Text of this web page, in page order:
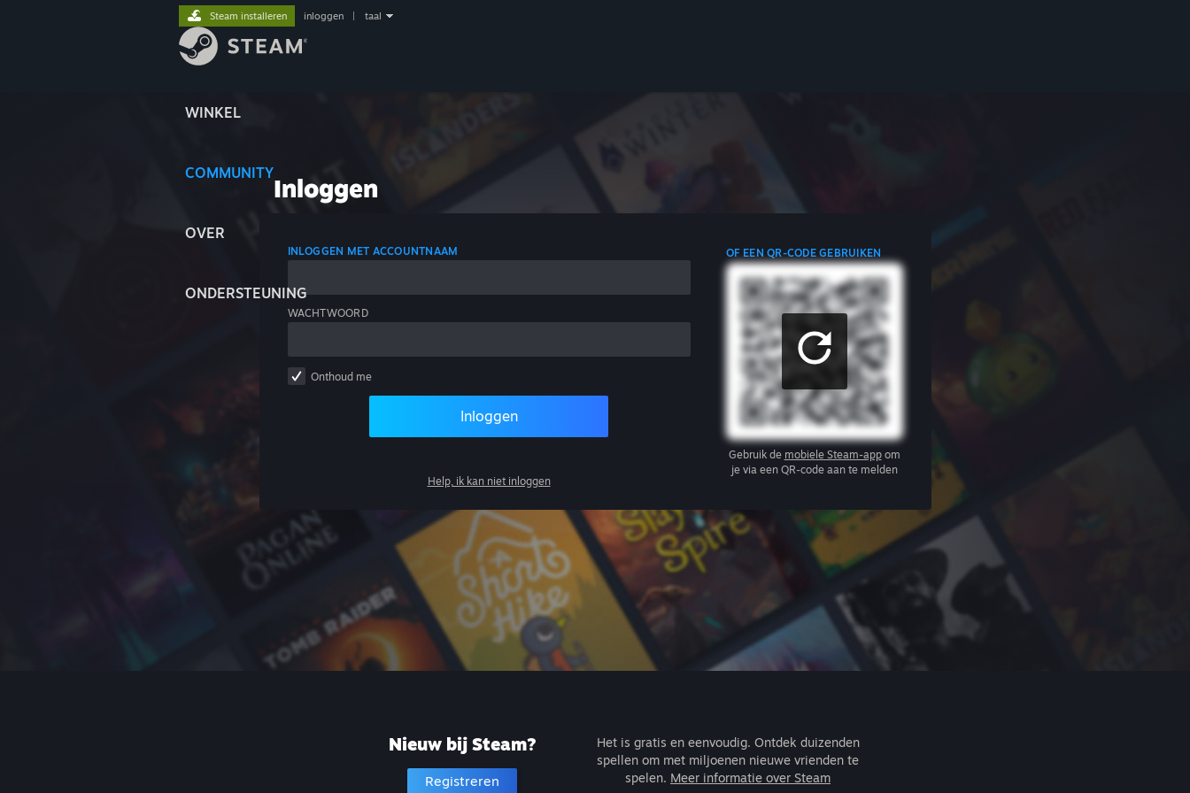
WINKEL
COMMUNITY
OVER
ONDERSTEUNING
Steam installeren inloggen taal
Inloggen
INLOGGEN MET ACCOUNTNAAM
WACHTWOORD
Onthoud me
Inloggen
Help, ik kan niet inloggen
OF EEN QR-CODE GEBRUIKEN
Gebruik de mobiele Steam-appom
je via een QR-code aan te melden
Nieuw bij Steam?
Registreren
Het is gratis en eenvoudig. Ontdek duizenden
spellen om met miljoenen nieuwe vrienden te
spelen. Meer informatie over Steam